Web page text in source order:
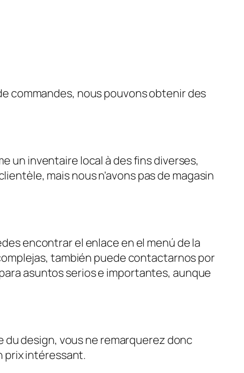
commandes, nous pouvons obtenir des
un inventaire local à des fins diverses,
mais nous n'avons pas de magasin
encontrar el enlace en el menú de la
también puede contactarnos por
asuntos serios e importantes, aunque
design, vous ne remarquerez donc
prix intéressant.